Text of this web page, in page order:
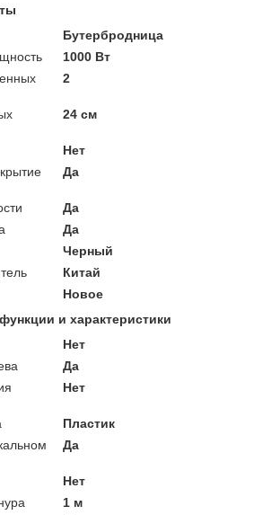
Бутербродница
1000 Вт
2
24 см
Нет
Да
Да
Да
Черный
Китай
Новое
и характеристики
Нет
Да
Нет
Пластик
Да
Нет
1 м